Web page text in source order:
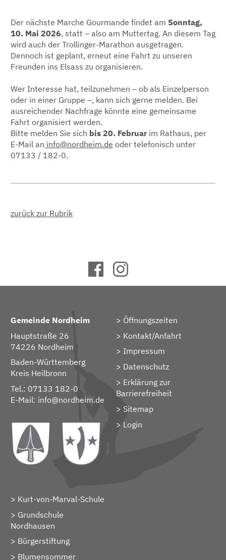
Der nächste Marche Gourmande findet am Sonntag,
10. Mai 2026, statt – also am Muttertag. An diesem Tag
wird auch der Trollinger-Marathon ausgetragen.
Dennoch ist geplant, erneut eine Fahrt zu unseren
Freunden ins Elsass zu organisieren.
Wer Interesse hat, teilzunehmen – ob als Einzelperson
oder in einer Gruppe –, kann sich gerne melden. Bei
ausreichender Nachfrage könnte eine gemeinsame
Fahrt organisiert werden.
Bitte melden Sie sich bis 20. Februar im Rathaus, per
E-Mail an info@nordheim.de oder telefonisch unter
07133 / 182-0.
zurück zur Rubrik
Gemeinde Nordheim
Hauptstraße 26
74226 Nordheim
Baden-Württemberg
Kreis Heilbronn
Tel.: 07133 182-0
E-Mail: info@nordheim.de
Öffnungszeiten
Kontakt/Anfahrt
Impressum
Datenschutz
Erklärung zur
Barrierefreiheit
Sitemap
> Login
Kurt-von-Marval-Schule
Grundschule
Nordhausen
Bürgerstiftung
Blumensommer